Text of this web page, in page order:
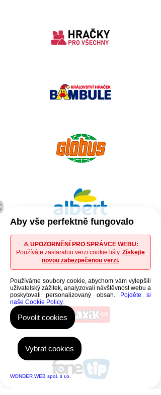
Aby vše perfektně fungovalo
⚠️ UPOZORNĚNÍ PRO SPRÁVCE WEBU:
Používáte zastaralou verzi cookie lišty. Získejte
novou zabezpečenou verzi.
Používáme soubory cookie, abychom vám vylepšili
uživatelský zážitek, analyzovali návštěvnost webu a
poskytovali personalizovaný obsah.
Pojděte si
naše Cookie Policy.
Povolit cookies
Vybrat cookies
WONDER WEB spol. s r.o.